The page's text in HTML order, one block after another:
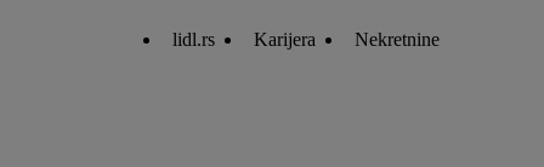
lidl.rs Karijera Nekretnine